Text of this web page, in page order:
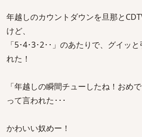
年越しのカウントダウンを旦那と
けど、
「5･4･3･2･･」のあたりで、グイッ
れた！
「年越しの瞬間チューしたね！おめで
って言われた･･･
かわいい奴めー！